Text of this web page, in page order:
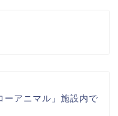
ーアニマル」施設内で